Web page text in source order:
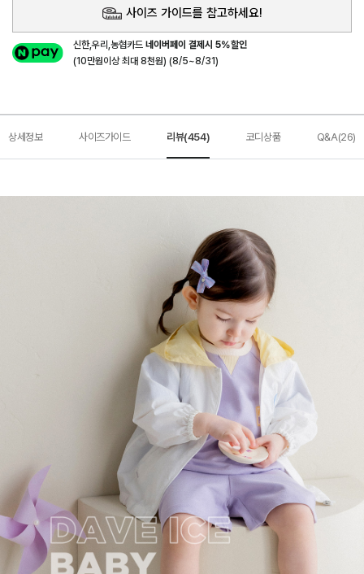
사이즈 가이드를 참고하세요!
신한,우리,농협카드네이버페이 결제시 5%할인
(10만원이상 최대 8천원) (8/5~8/31)
상세정보 사이즈가이드 리뷰(454) 코디상품 Q&A(26)